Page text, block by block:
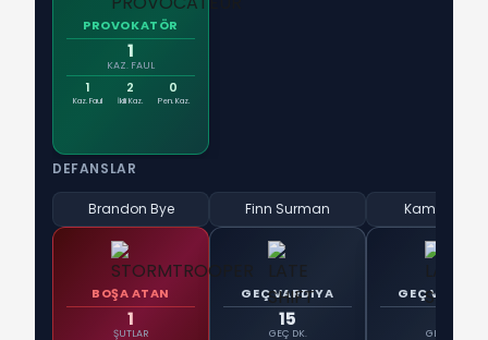
PROVOKATÖR
1
KAZ. FAUL
1
Kaz. Faul
2
İkili Kaz.
0
Pen. Kaz.
DEFANSLAR
Brandon Bye
BOŞA ATAN
1
ŞUTLAR
Finn Surman
GEÇ VARDIYA
15
GEÇ DK.
Kamal Miller
GEÇ
GEÇ DK.